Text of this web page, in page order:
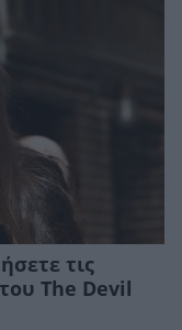
τις
The Devil